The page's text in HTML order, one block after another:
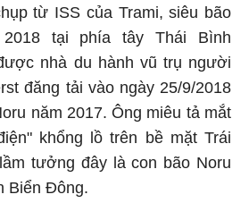
từ ISS của Trami, siêu bão
tại phía tây Thái Bình
nhà du hành vũ trụ người
đăng tải vào ngày 25/9/2018
năm 2017. Ông miêu tả mắt
khổng lồ trên bề mặt Trái
tưởng đây là con bão Noru
Biển Đông.